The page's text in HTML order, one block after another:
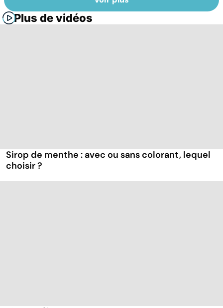
Plus de vidéos
Sirop de menthe : avec ou sans colorant, lequel
choisir ?